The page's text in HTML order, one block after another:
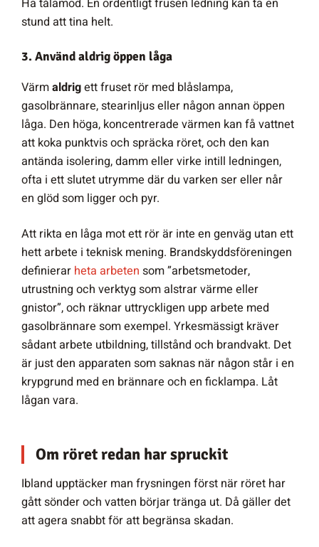
Ha tålamod. En ordentligt frusen ledning kan ta en
stund att tina helt.
3. Använd aldrig öppen låga
Värmaldrigett fruset rör med blåslampa,
gasolbrännare, stearinljus eller någon annan öppen
låga. Den höga, koncentrerade värmen kan få vattnet
att koka punktvis och spräcka röret, och den kan
antända isolering, damm eller virke intill ledningen,
ofta i ett slutet utrymme där du varken ser eller når
en glöd som ligger och pyr.
Att rikta en låga mot ett rör är inte en genväg utan ett
hett arbete i teknisk mening. Brandskyddsföreningen
definierar heta arbeten som ”arbetsmetoder,
utrustning och verktyg som alstrar värme eller
gnistor”, och räknar uttryckligen upp arbete med
gasolbrännare som exempel. Yrkesmässigt kräver
sådant arbete utbildning, tillstånd och brandvakt. Det
är just den apparaten som saknas när någon står i en
krypgrund med en brännare och en ficklampa. Låt
lågan vara.
Om röret redan har spruckit
Ibland upptäcker man frysningen först när röret har
gått sönder och vatten börjar tränga ut. Då gäller det
att agera snabbt för att begränsa skadan.